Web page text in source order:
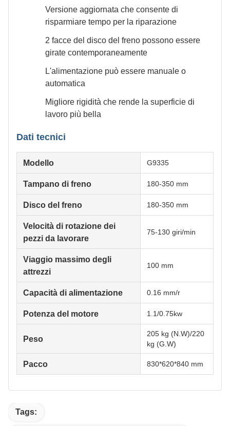
Versione aggiornata che consente di
risparmiare tempo per la riparazione
2 facce del disco del freno possono essere
girate contemporaneamente
L'alimentazione può essere manuale o
automatica
Migliore rigidità che rende la superficie di
lavoro più bella
Dati tecnici
Modello G9335
Tampano di freno 180-350 mm
Disco del freno 180-350 mm
Velocità di rotazione dei
pezzi da lavorare
75-130 giri/min
Viaggio massimo degli
attrezzi
100 mm
Capacità di alimentazione 0.16 mm/r
Potenza del motore 1.1/0.75kw
Peso
205 kg (N.W)/220
kg (G.W)
Pacco 830*620*840 mm
Tags: